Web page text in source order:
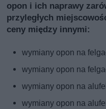
opon i ich naprawy
przyległych
ceny między innymi:
wymiany opon na
wymiany opon na
wymiany opon na
wymiany opon na